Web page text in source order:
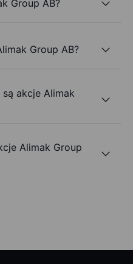
Group AB?
Group AB?
akcje Alimak
Alimak Group